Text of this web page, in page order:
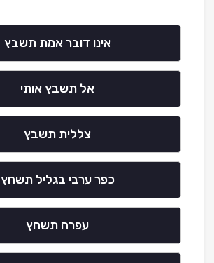
אינו דובר אמת תשבץ
אל תשבץ אותי
צללית תשבץ
כפר ערבי בגליל תשחץ
עפרה תשחץ